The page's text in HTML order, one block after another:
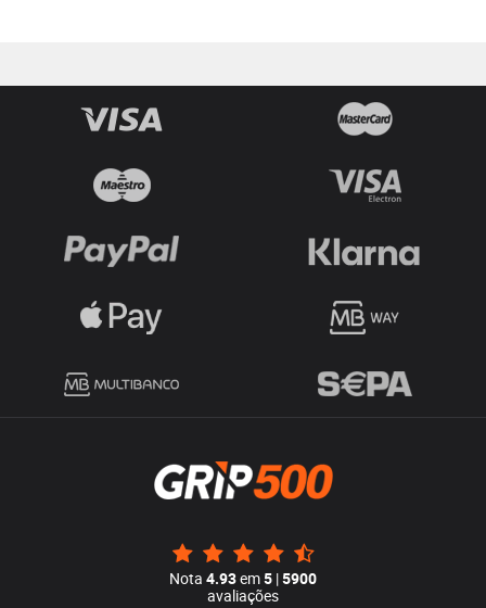
Nota 4.93em5 |5900
avaliações